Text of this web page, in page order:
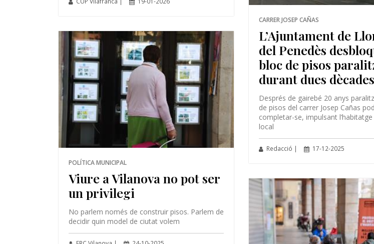
CARRER JOSEP CAÑAS
L’Ajuntament de
del Penedès
bloc de pisos
durant dues dècades
Després de gairebé 20 anys
de pisos del carrer Josep Cañas
completar-se, impulsant
local
Redacció |
17-12-2025
POLÍTICA MUNICIPAL
Viure a Vilanova no pot ser
un privilegi
No parlem només de construir pisos. Parlem de
decidir quin model de ciutat volem